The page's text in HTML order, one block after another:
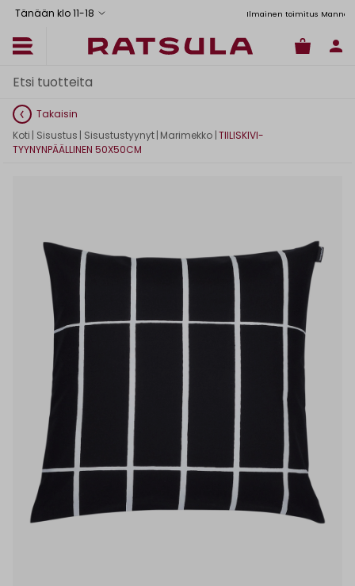
Tänään klo 11-18
Toimituskulut alk. 6,90€ Ilmainen toimitus Manner-Suomeen yli
Takaisin
Koti | Sisustus | Sisustustyynyt | Marimekko |TIILISKIVI-
TYYNYNPÄÄLLINEN 50X50CM